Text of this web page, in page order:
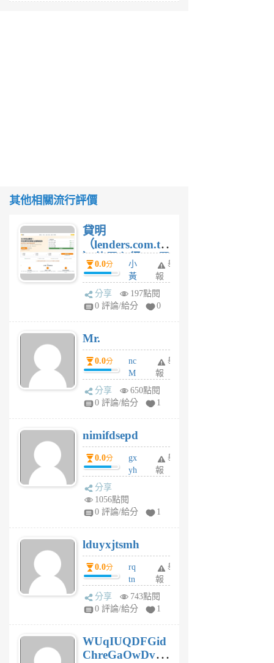
其他相關流行評價
貸明
（lenders.com.tw
）使用心得 — 民
間貸款比較平台
體驗
0.0分
小
黃
蜂
1
舉
報
分享
197點閱
0 評論/給分
0
Mr.
0.0分
nc
M
U
F
U
5
個
月
舉
報
分享
650點閱
0 評論/給分
1
nimifdsepd
0.0分
gx
yh
jl
月
前
舉
報
分享
1056點閱
0 評論/給分
1
lduyxjtsmh
0.0分
rq
tn
jt
gl
個
月
舉
報
分享
743點閱
0 評論/給分
1
WUqIUQDFGid
ChreGaOwDv